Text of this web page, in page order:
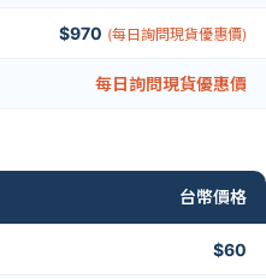
$970 (每日詢問現貨優惠價)
每日詢問現貨優惠價
台幣價格
$60